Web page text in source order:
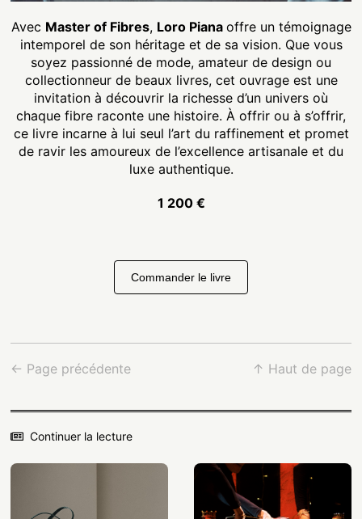
Avec Master of Fibres, Loro Piana offre un témoignage
intemporel de son héritage et de sa vision. Que vous
soyez passionné de mode, amateur de design ou
collectionneur de beaux livres, cet ouvrage est une
invitation à découvrir la richesse d’un univers où
chaque fibre raconte une histoire. À offrir ou à s’offrir,
ce livre incarne à lui seul l’art du raffinement et promet
de ravir les amoureux de l’excellence artisanale et du
luxe authentique.
1 200 €
Commander le livre
← Page précédente ↑ Haut de page
Continuer la lecture